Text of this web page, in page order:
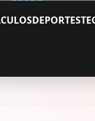
DEPORTES